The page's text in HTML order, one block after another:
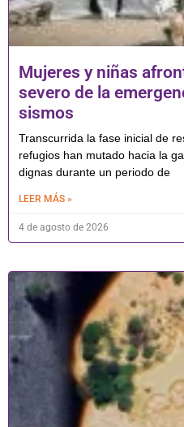
Mujeres y niñas
severo de la
sismos
Transcurrida la fase inicial de
refugios han mutado hacia la
dignas durante un periodo de
LEER MÁS »
4 de agosto de 2026